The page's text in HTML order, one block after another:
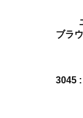
ブラ
3045